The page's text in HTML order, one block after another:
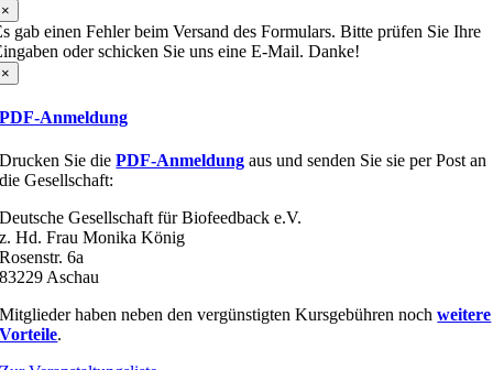
×
gab einen Fehler beim Versand des Formulars. Bitte prüfen Sie Ihre
oder schicken Sie uns eine E-Mail. Danke!
×
PDF-Anmeldung
Drucken Sie die PDF-Anmeldung aus und senden Sie sie per Post an
die Gesellschaft:
Deutsche Gesellschaft für Biofeedback e.V.
z. Hd. Frau Monika König
Rosenstr. 6a
83229 Aschau
Mitglieder haben neben den vergünstigten Kursgebühren nochweitere
Vorteile.